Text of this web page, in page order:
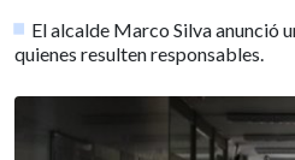
El alcalde Marco Silva anunció
quienes resulten responsables.